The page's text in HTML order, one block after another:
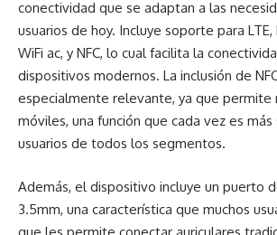
conectividad que se adaptan a las
usuarios de hoy. Incluye soporte para
WiFi ac, y NFC, lo cual facilita la
dispositivos modernos. La inclusión de
especialmente relevante, ya que permite
móviles, una función que cada vez es
usuarios de todos los segmentos.
Además, el dispositivo incluye un puerto
3.5mm, una característica que muchos
que les permite conectar auriculares